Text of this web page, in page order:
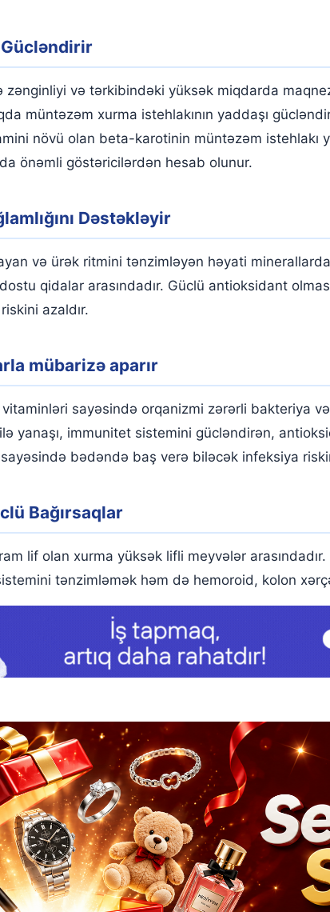
Gücləndirir
zənginliyi və tərkibindəki yüksək miqdarda
müntəzəm xurma istehlakının yaddaşı
növü olan beta-karotinin müntəzəm istehlakı
önəmli göstəricilərdən hesab olunur.
Dəstəkləyir
və ürək ritmini tənzimləyən həyati
dostu qidalar arasındadır. Güclü antioksidant
azaldır.
mübarizə aparır
sayəsində orqanizmi zərərli bakteriya
yanaşı, immunitet sistemini gücləndirən,
bədəndə baş verə biləcək infeksiya
Bağırsaqlar
lif olan xurma yüksək lifli meyvələr
tənzimləmək həm də hemoroid, kolon